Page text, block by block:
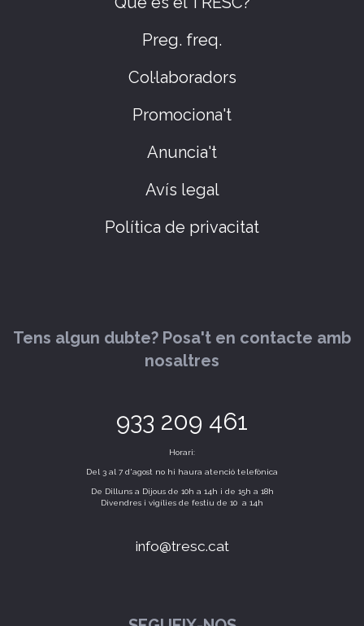
Preg. freq.
Col·laboradors
Promociona't
Anuncia't
Avís legal
Política de privacitat
Tens algun dubte? Posa't en contacte amb
nosaltres
933 209 461
Horari:
Del 3 al 7 d'agost no hi haura atenció telefònica
De Dilluns a Dijous de 10h a 14h i de 15h a 18h
Divendres i vigílies de festiu de 10 a 14h
info@tresc.cat